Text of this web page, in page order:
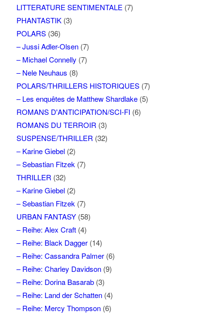
LITTERATURE SENTIMENTALE (7)
PHANTASTIK(3)
POLARS(36)
– Jussi Adler-Olsen(7)
– Michael Connelly (7)
– Nele Neuhaus (8)
POLARS/THRILLERS HISTORIQUES(7)
– Les enquêtes de Matthew Shardlake(5)
ROMANS D'ANTICIPATION/SCI-FI (6)
ROMANS DU TERROIR (3)
SUSPENSE/THRILLER (32)
– Karine Giebel(2)
– Sebastian Fitzek (7)
THRILLER (32)
– Karine Giebel(2)
– Sebastian Fitzek (7)
URBAN FANTASY(58)
– Reihe: Alex Craft(4)
– Reihe: Black Dagger(14)
– Reihe: Cassandra Palmer(6)
– Reihe: Charley Davidson(9)
– Reihe: Dorina Basarab(3)
– Reihe: Land der Schatten(4)
– Reihe: Mercy Thompson(6)